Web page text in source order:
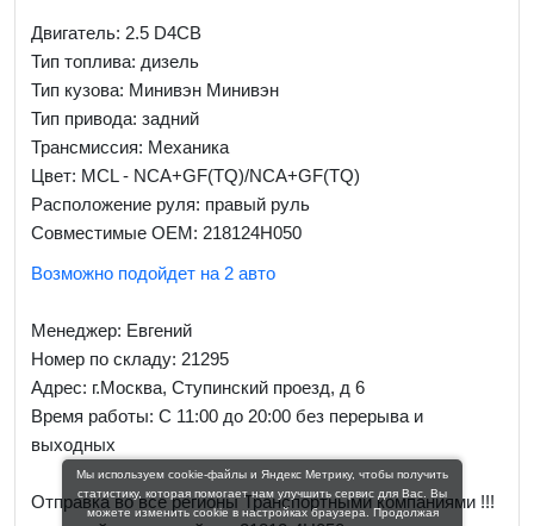
Двигатель: 2.5 D4CB
Тип топлива: дизель
Тип кузова: Минивэн Минивэн
Тип привода: задний
Трансмиссия: Механика
Цвет: MCL - NCA+GF(TQ)/NCA+GF(TQ)
Расположение руля: правый руль
Совместимые OEM: 218124H050
Возможно подойдет на 2 авто
Менеджер: Евгений
Номер по складу: 21295
Адрес: г.Москва, Ступинский проезд, д 6
Время работы: С 11:00 до 20:00 без перерыва и
выходных
Отправка во все регионы Транспортными компаниями !!!
Мы используем cookie-файлы и Яндекс Метрику, чтобы получить
статистику, которая помогает нам улучшить сервис для Вас. Вы
можете изменить cookie в настройках браузера. Продолжая